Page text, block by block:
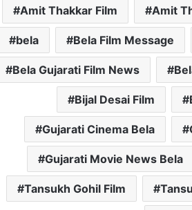
Amit Thakkar Film Amit
bela Bela Film Message
Bela Gujarati Film News
Bijal Desai Film
Gujarati Cinema Bela
Gujarati Movie News Bela
Tansukh Gohil Film